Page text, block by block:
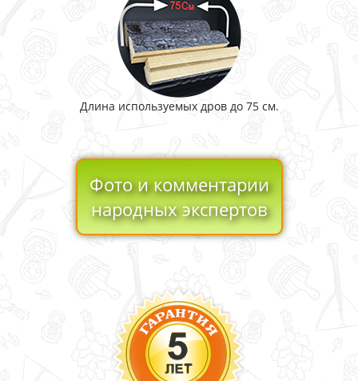
Длина используемых дров до 75 см.
Фото и комментарии
народных экспертов